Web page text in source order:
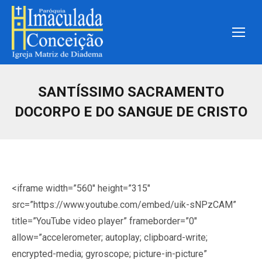
SANTÍSSIMO SACRAMENTO
DOCORPO E DO SANGUE DE CRISTO
<iframe width=”560″ height=”315″
src=”https://www.youtube.com/embed/uik-sNPzCAM”
title=”YouTube video player” frameborder=”0″
allow=”accelerometer; autoplay; clipboard-write;
encrypted-media; gyroscope; picture-in-picture”